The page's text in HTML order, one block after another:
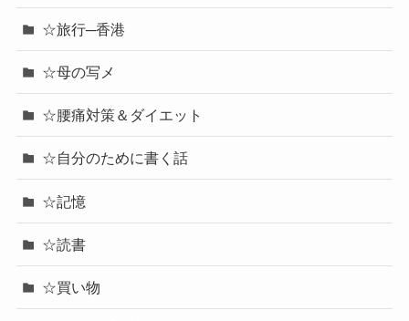
☆旅行─香港
☆母の写メ
☆腰痛対策＆ダイエット
☆自分のために書く話
☆記憶
☆読書
☆買い物